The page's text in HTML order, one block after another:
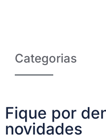
Categorias
Fique por
novidades